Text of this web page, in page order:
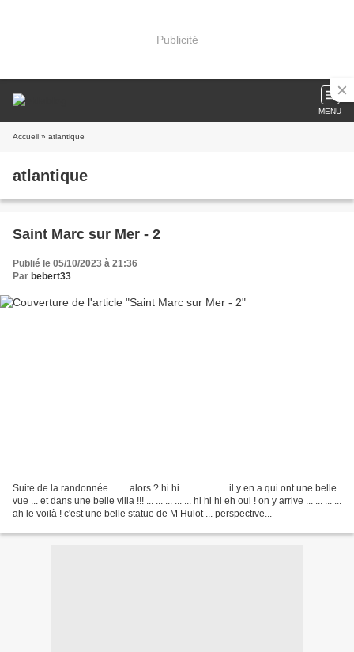
Publicité
MENU
Accueil » atlantique
atlantique
Saint Marc sur Mer - 2
Publié le 05/10/2023 à 21:36
Par bebert33
Suite de la randonnée ... ... alors ? hi hi ... ... ... ... ... il y en a qui ont une belle
vue ... et dans une belle villa !!! ... ... ... ... ... hi hi hi eh oui ! on y arrive ... ... ... ...
ah le voilà ! c'est une belle statue de M Hulot ... perspective...